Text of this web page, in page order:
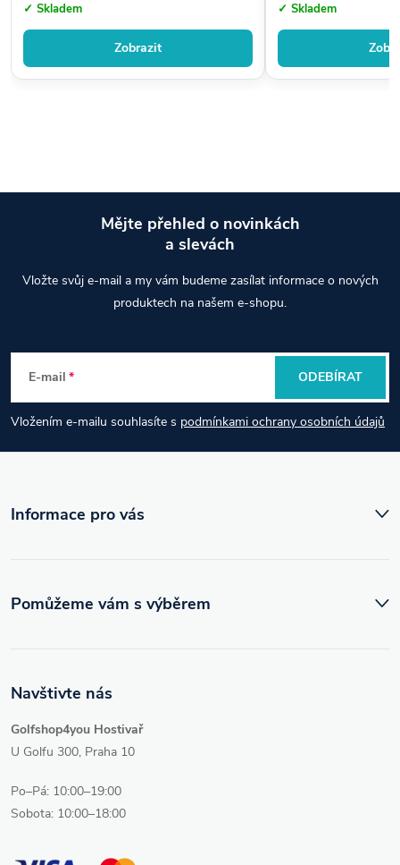
✓ Skladem
Zobrazit
✓ Skladem
p
a
t
Mějte přehled o novinkách
a slevách
Vložte svůj e-mail a my vám budeme zasílat informace o nových
produktech na našem e-shopu.
E-mail
Vložením e-mailu souhlasíte s podmínkami ochrany osobních údajů
ODEBÍRAT
Informace pro vás
Navštivte nás
Golfshop4you Hostivař
U Golfu 300, Praha 10
Po–Pá: 10:00–19:00
Sobota: 10:00–18:00
Pomůžeme vám s výběrem